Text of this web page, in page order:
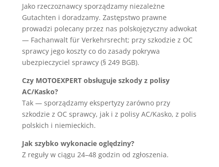
Jako rzeczoznawcy sporządzamy niezależne
Gutachten i doradzamy. Zastępstwo prawne
prowadzi polecany przez nas polskojęzyczny adwokat
— Fachanwalt für Verkehrsrecht; przy szkodzie z OC
sprawcy jego koszty co do zasady pokrywa
ubezpieczyciel sprawcy (§ 249 BGB).
Czy MOTOEXPERT obsługuje szkody z polisy
AC/Kasko?
Tak — sporządzamy ekspertyzy zarówno przy
szkodzie z OC sprawcy, jak i z polisy AC/Kasko, z polis
polskich i niemieckich.
Jak szybko wykonacie oględziny?
Z reguły w ciągu 24–48 godzin od zgłoszenia.